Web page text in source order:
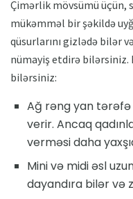
Çimərlik mövsümü üçün,
mükəmməl bir şəkildə
qüsurlarını gizlədə bilər
nümayiş etdirə bilərsiniz.
bilərsiniz:
Ağ rəng yan
verir. Ancaq
verməsi daha
Mini və midi əsl
dayandıra bilər və